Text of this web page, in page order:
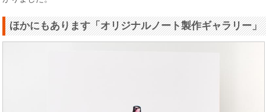
ほかにもあります「オリジナルノート製作ギャラリー」